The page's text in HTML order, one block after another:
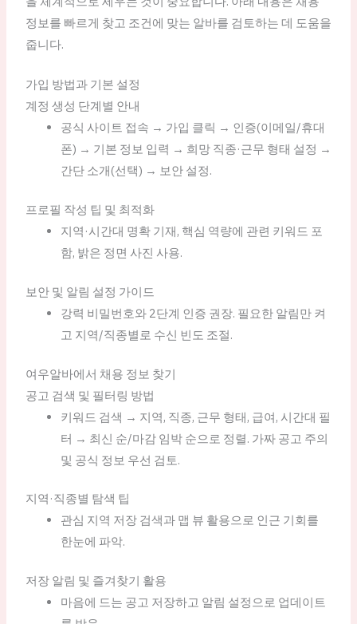
정보를 빠르게 찾고 조건에 맞는 알바를 검토하는 데 도움을
줍니다.
가입 방법과 기본 설정
계정 생성 단계별 안내
공식 사이트 접속 → 가입 클릭 → 인증(이메일/휴대
폰) → 기본 정보 입력 → 희망 직종·근무 형태 설정 →
간단 소개(선택) → 보안 설정.
프로필 작성 팁 및 최적화
지역·시간대 명확 기재, 핵심 역량에 관련 키워드 포
함, 밝은 정면 사진 사용.
보안 및 알림 설정 가이드
강력 비밀번호와 2단계 인증 권장. 필요한 알림만 켜
고 지역/직종별로 수신 빈도 조절.
여우알바에서 채용 정보 찾기
공고 검색 및 필터링 방법
키워드 검색 → 지역, 직종, 근무 형태, 급여, 시간대 필
터 → 최신 순/마감 임박 순으로 정렬. 가짜 공고 주의
및 공식 정보 우선 검토.
지역·직종별 탐색 팁
관심 지역 저장 검색과 맵 뷰 활용으로 인근 기회를
한눈에 파악.
저장 알림 및 즐겨찾기 활용
마음에 드는 공고 저장하고 알림 설정으로 업데이트